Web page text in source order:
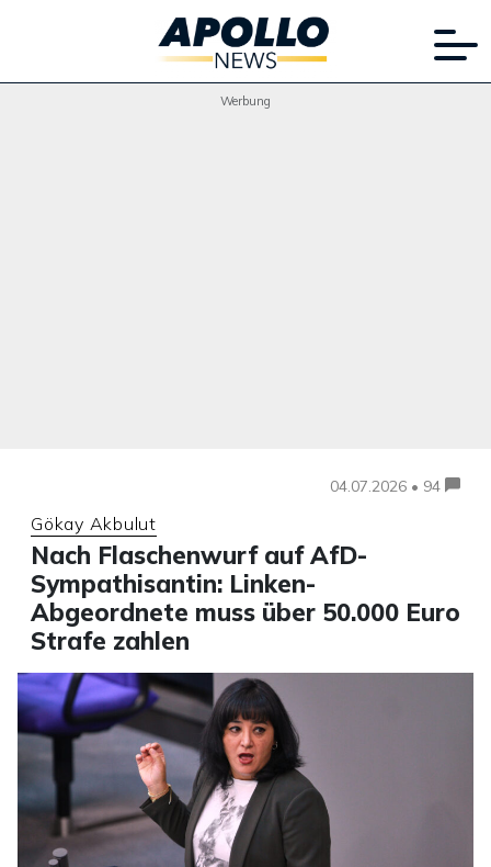
Werbung
04.07.2026 • 94
Gökay Akbulut
Nach Flaschenwurf auf AfD-
Sympathisantin: Linken-
Abgeordnete muss über 50.000 Euro
Strafe zahlen